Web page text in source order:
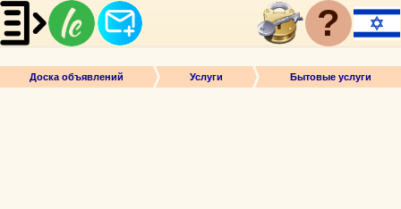
?
Доска объявлений Услуги Бытовые услуги